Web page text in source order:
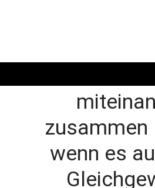
zusammen
wenn es